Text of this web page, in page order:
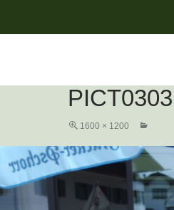
PICT0303
1600 × 1200